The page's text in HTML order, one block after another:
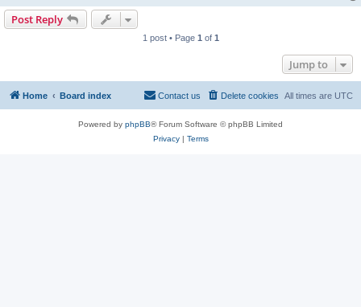
Post Reply
1 post • Page 1 of 1
Jump to
Home Board index All times are UTC
Delete cookies
Contact us
Powered by phpBB® Forum Software © phpBB Limited
Privacy| Terms